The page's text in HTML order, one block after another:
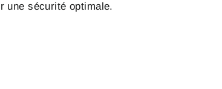
une sécurité optimale.